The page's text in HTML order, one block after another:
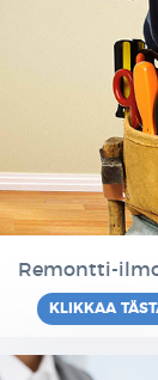
Remontti-
KLIKKAA